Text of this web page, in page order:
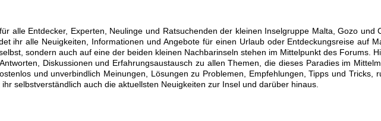
alle Entdecker, Experten, Neulinge und Ratsuchenden der kleinen Inselgruppe Malta, Gozo und
ihr alle Neuigkeiten, Informationen und Angebote für einen Urlaub oder Entdeckungsreise auf
sondern auch auf eine der beiden kleinen Nachbarinseln stehen im Mittelpunkt des Forums.
Diskussionen und Erfahrungsaustausch zu allen Themen, die dieses Paradies im
und unverbindlich Meinungen, Lösungen zu Problemen, Empfehlungen, Tipps und Tricks,
selbstverständlich auch die aktuellsten Neuigkeiten zur Insel und darüber hinaus.